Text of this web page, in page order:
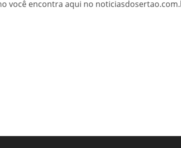
você encontra aqui no